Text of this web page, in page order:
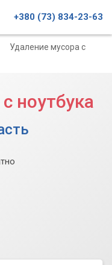
+380 (73) 834-23-63
Удаление мусора с
ноутбука